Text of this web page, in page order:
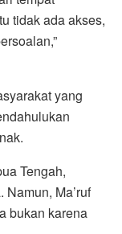
tidak ada akses,
yang
Tengah,
Ma’ruf
bukan karena